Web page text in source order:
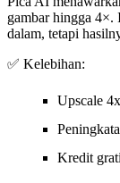
gambar hingga 4×.
dalam, tetapi
✅ Kelebihan:
Upscale 4x
Kredit